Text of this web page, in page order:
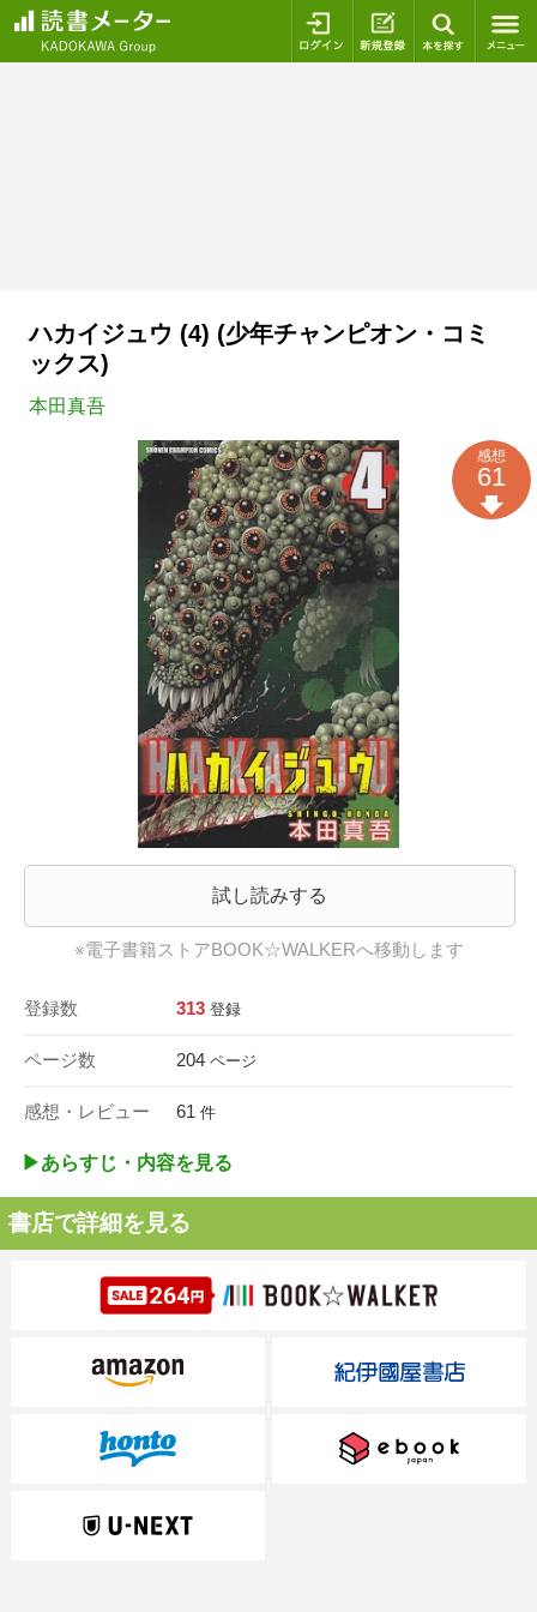
ログイン 新規登録
ハカイジュウ (4) (少年チャンピオン・コミ
ックス)
本田真吾
試し読みする
※電子書籍ストアBOOK☆WALKERへ移動します
登録数 313 登録
ページ数 204 ページ
感想・レビュー 61 件
感想
61
▶︎あらすじ・内容を見る
書店で詳細を見る